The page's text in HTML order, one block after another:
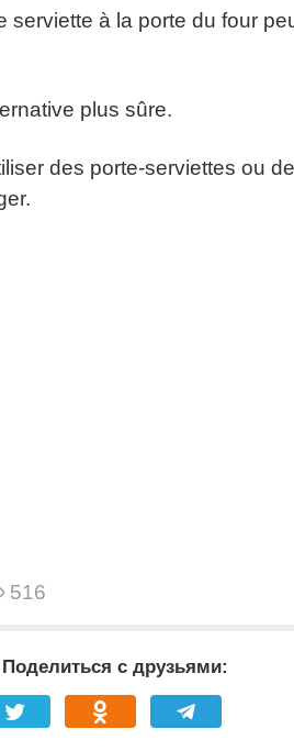
à la porte du four
plus sûre.
des porte-serviettes ou
516
с друзьями: